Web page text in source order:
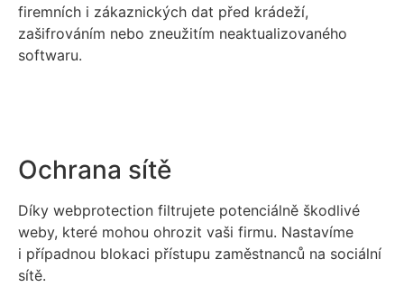
firemních i zákaznických dat před krádeží,
zašifrováním nebo zneužitím neaktualizovaného
softwaru.
Ochrana sítě
Díky webprotection filtrujete potenciálně škodlivé
weby, které mohou ohrozit vaši firmu. Nastavíme
i případnou blokaci přístupu zaměstnanců na sociální
sítě.